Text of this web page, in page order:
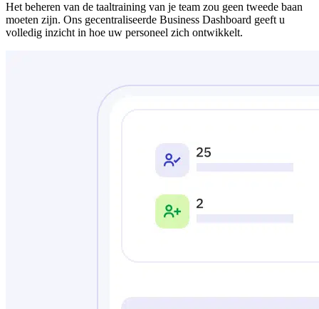
Het beheren van de taaltraining van je team zou geen tweede baan
moeten zijn. Ons gecentraliseerde Business Dashboard geeft u
volledig inzicht in hoe uw personeel zich ontwikkelt.